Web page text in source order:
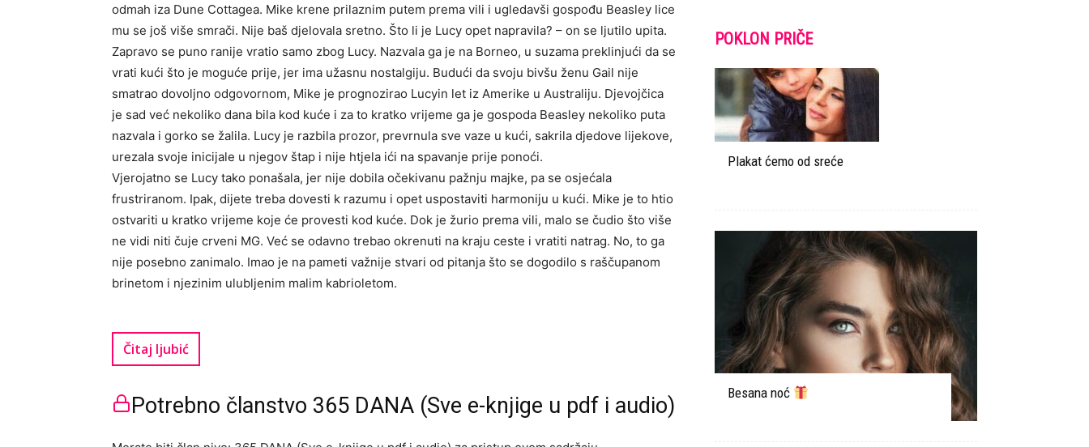
odmah iza Dune Cottagea. Mike krene prilaznim putem prema vili i ugledavši gospođu Beasley lice
mu se još više smrači. Nije baš djelovala sretno. Što li je Lucy opet napravila? – on se ljutilo upita.
Zapravo se puno ranije vratio samo zbog Lucy. Nazvala ga je na Borneo, u suzama preklinjući da se
vrati kući što je moguće prije, jer ima užasnu nostalgiju. Budući da svoju bivšu ženu Gail nije
smatrao dovoljno odgovornom, Mike je prognozirao Lucyin let iz Amerike u Australiju. Djevojčica
je sad već nekoliko dana bila kod kuće i za to kratko vrijeme ga je gospoda Beasley nekoliko puta
nazvala i gorko se žalila. Lucy je razbila prozor, prevrnula sve vaze u kući, sakrila djedove lijekove,
urezala svoje inicijale u njegov štap i nije htjela ići na spavanje prije ponoći.
Vjerojatno se Lucy tako ponašala, jer nije dobila očekivanu pažnju majke, pa se osjećala
frustriranom. Ipak, dijete treba dovesti k razumu i opet uspostaviti harmoniju u kući. Mike je to htio
ostvariti u kratko vrijeme koje će provesti kod kuće. Dok je žurio prema vili, malo se čudio što više
ne vidi niti čuje crveni MG. Već se odavno trebao okrenuti na kraju ceste i vratiti natrag. No, to ga
nije posebno zanimalo. Imao je na pameti važnije stvari od pitanja što se dogodilo s raščupanom
brinetom i njezinim ulubljenim malim kabrioletom.
Čitaj ljubić
Potrebno članstvo 365 DANA (Sve e-knjige u pdf i audio)
POKLON PRIČE
Plakat ćemo od sreće
Besana noć